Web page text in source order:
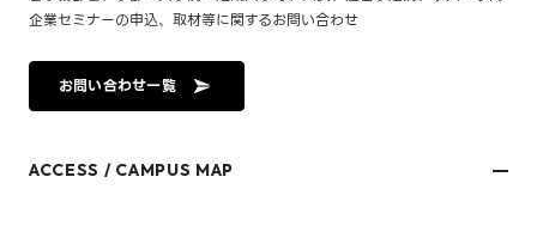
企業セミナーの申込、取材等に関するお問い合わせ
お問い合わせ一覧
ACCESS / CAMPUS MAP